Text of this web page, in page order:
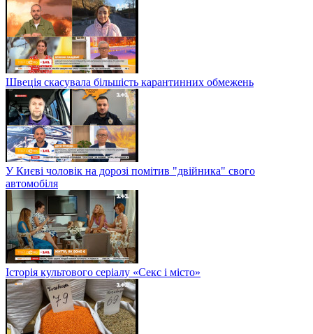
Швеція скасувала більшість карантинних обмежень
У Києві чоловік на дорозі помітив "двійника" свого
автомобіля
Історія культового серіалу «Секс і місто»